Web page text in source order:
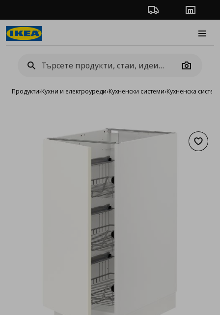
Проследяване на
Camera
Продукти›Кухни и електроуреди›Кухненски системи›Кухненска